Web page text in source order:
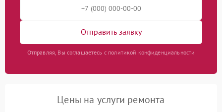
Отправить заявку
Отправляя, Вы соглашаетесь с политикой конфиденциальности
Цены на услуги ремонта